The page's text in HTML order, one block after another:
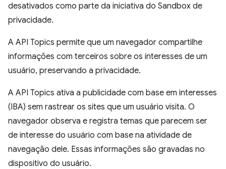
desativados como parte da iniciativa do Sandbox de
privacidade.
A API Topics permite que um navegador compartilhe
informações com terceiros sobre os interesses de um
usuário, preservando a privacidade.
A API Topics ativa a publicidade com base em interesses
(IBA) sem rastrear os sites que um usuário visita. O
navegador observa e registra temas que parecem ser
de interesse do usuário com base na atividade de
navegação dele. Essas informações são gravadas no
dispositivo do usuário.